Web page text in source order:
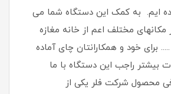
ایم. به کمک این دستگاه شما می
مکانهای مختلف اعم از خانه مغازه
برای خود و همکارانتان چای آماده
بیشتر راجب این دستگاه با ما
محصول شرکت فلر یکی از